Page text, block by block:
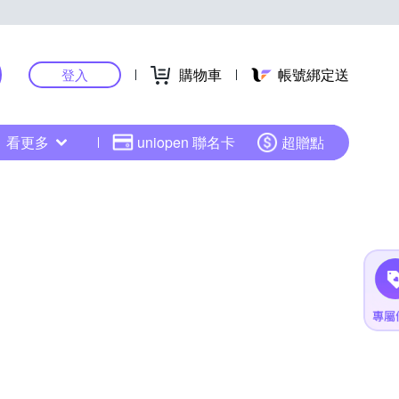
登入 購物車 帳號綁定送
看更多 uniopen 聯名卡 超贈點